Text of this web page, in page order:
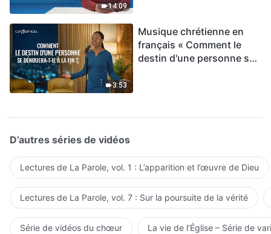
14:09
3:53
Musique chrétienne en
français « Comment le
destin d'une personne se
D’autres séries de vidéos
Lectures de La Parole, vol. 1 : L’apparition et l’œuvre de Dieu
Lectures de La Parole, vol. 7 : Sur la poursuite de la vérité
Série de vidéos du chœur La vie de l’Église – Série de